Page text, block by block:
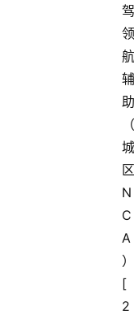
驾
领
航
辅
助
（
城
区
N
C
A
）
[
2